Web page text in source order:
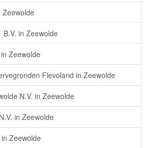
Zeewolde
B.V. in Zeewolde
Zeewolde
Flevoland in Zeewolde
N.V. in Zeewolde
in Zeewolde
Zeewolde